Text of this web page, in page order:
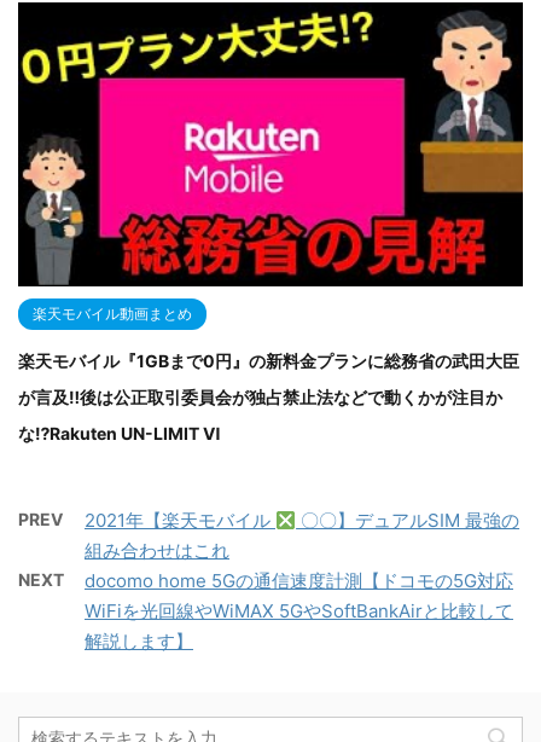
楽天モバイル動画まとめ
楽天モバイル『1GBまで0円』の新料金プランに総務省の武田大臣
が言及‼後は公正取引委員会が独占禁止法などで動くかが注目か
な⁉Rakuten UN-LIMIT Ⅵ
PREV 2021年【楽天モバイル
〇〇】デュアルSIM 最強の
組み合わせはこれ
NEXT
docomo home 5Gの通信速度計測【ドコモの5G対応
WiFiを光回線やWiMAX 5GやSoftBankAirと比較して
解説します】